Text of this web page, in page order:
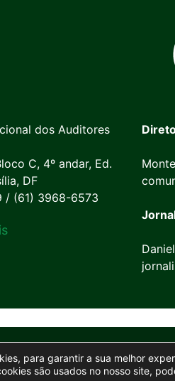
dos Auditores
C, 4º andar, Ed.
DF
/ (61) 3968-6573
para garantir a sua melhor
são usados no nosso site,